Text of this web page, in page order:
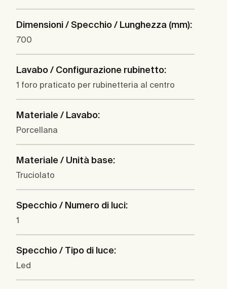
Dimensioni / Specchio / Lunghezza (mm):
700
Lavabo / Configurazione rubinetto:
1 foro praticato per rubinetteria al centro
Materiale / Lavabo:
Porcellana
Materiale / Unità base:
Truciolato
Specchio / Numero di luci:
1
Specchio / Tipo di luce:
Led